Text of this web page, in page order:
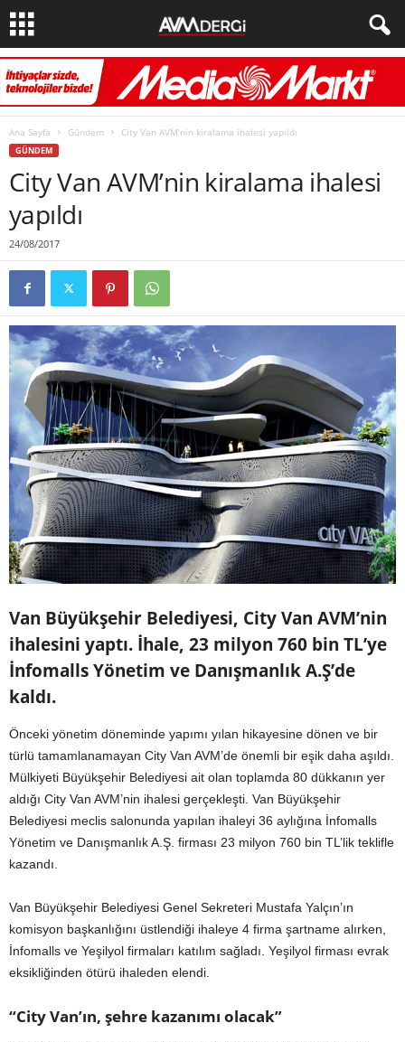
Ana Sayfa Gündem City Van AVM’nin kiralama ihalesi yapıldı
GÜNDEM
City Van AVM’nin kiralama ihalesi
yapıldı
24/08/2017
Van Büyükşehir Belediyesi, City Van AVM’nin
ihalesini yaptı. İhale, 23 milyon 760 bin TL’ye
İnfomalls Yönetim ve Danışmanlık A.Ş’de
kaldı.
Önceki yönetim döneminde yapımı yılan hikayesine dönen ve bir
türlü tamamlanamayan City Van AVM’de önemli bir eşik daha aşıldı.
Mülkiyeti Büyükşehir Belediyesi ait olan toplamda 80 dükkanın yer
aldığı City Van AVM’nin ihalesi gerçekleşti. Van Büyükşehir
Belediyesi meclis salonunda yapılan ihaleyi 36 aylığına İnfomalls
Yönetim ve Danışmanlık A.Ş. firması 23 milyon 760 bin TL’lik teklifle
kazandı.
Van Büyükşehir Belediyesi Genel Sekreteri Mustafa Yalçın’ın
komisyon başkanlığını üstlendiği ihaleye 4 firma şartname alırken,
İnfomalls ve Yeşilyol firmaları katılım sağladı. Yeşilyol firması evrak
eksikliğinden ötürü ihaleden elendi.
“City Van’ın, şehre kazanımı olacak”